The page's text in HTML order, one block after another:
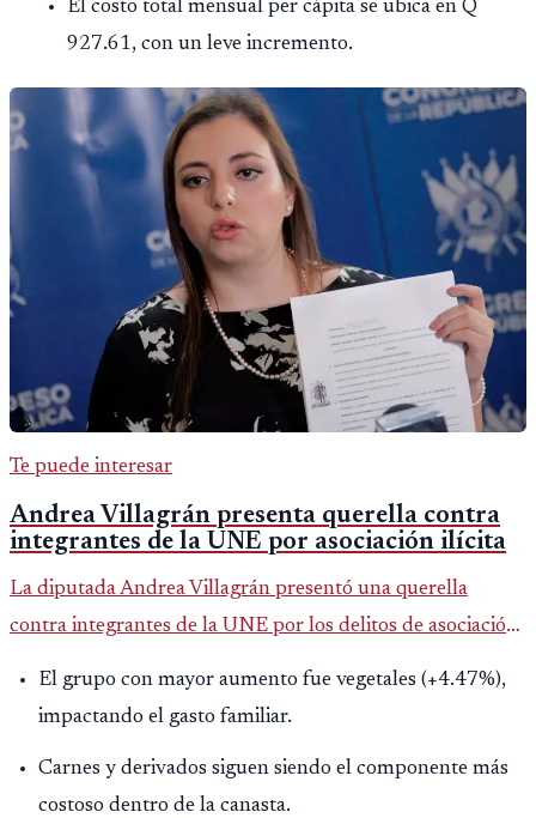
El costo total mensual per cápita se ubica en Q
927.61, con un leve incremento.
Te puede interesar
Andrea Villagrán presenta querella contra
integrantes de la UNE por asociación ilícita
La diputada Andrea Villagrán presentó una querella
contra integrantes de la UNE por los delitos de asociación
El grupo con mayor aumento fue vegetales (+4.47%),
impactando el gasto familiar.
Carnes y derivados siguen siendo el componente más
costoso dentro de la canasta.